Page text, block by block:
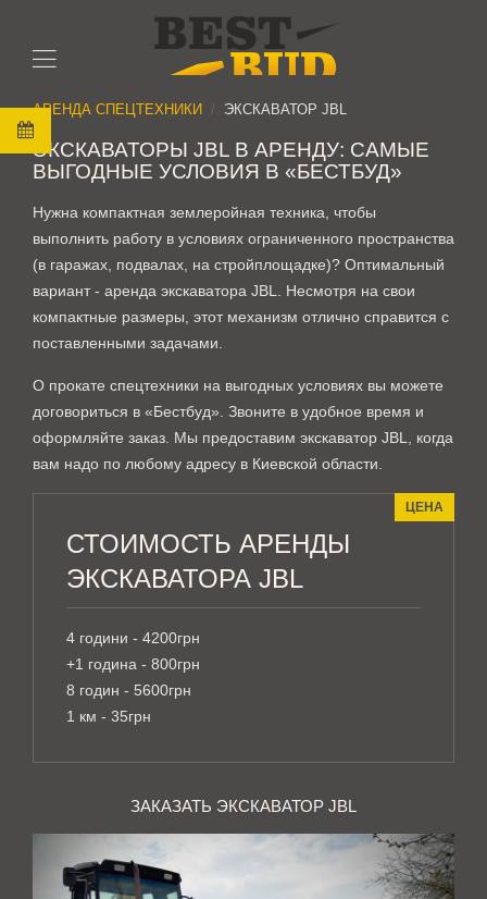
АРЕНДА СПЕЦТЕХНИКИ ЭКСКАВАТОР JBL
ЭКСКАВАТОРЫ JBL В АРЕНДУ: САМЫЕ
ВЫГОДНЫЕ УСЛОВИЯ В «БЕСТБУД»
Нужна компактная землеройная техника, чтобы
выполнить работу в условиях ограниченного пространства
(в гаражах, подвалах, на стройплощадке)? Оптимальный
вариант - аренда экскаватора JBL. Несмотря на свои
компактные размеры, этот механизм отлично справится с
поставленными задачами.
О прокате спецтехники на выгодных условиях вы можете
договориться в «Бестбуд». Звоните в удобное время и
оформляйте заказ. Мы предоставим экскаватор JBL, когда
вам надо по любому адресу в Киевской области.
ЦЕНА
СТОИМОСТЬ АРЕНДЫ
ЭКСКАВАТОРА JBL
4 години - 4200грн
+1 година - 800грн
8 годин - 5600грн
1 км - 35грн
ЗАКАЗАТЬ ЭКСКАВАТОР JBL